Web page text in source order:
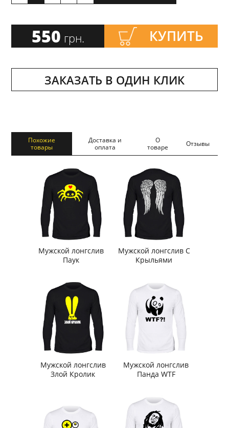
550 грн. КУПИТЬ
ЗАКАЗАТЬ В ОДИН КЛИК
Похожие
товары
Доставка и
оплата
О
товаре
Отзывы
Мужской лонгслив
Паук
Мужской лонгслив С
Крыльями
Мужской лонгслив
Злой Кролик
Мужской лонгслив
Панда WTF